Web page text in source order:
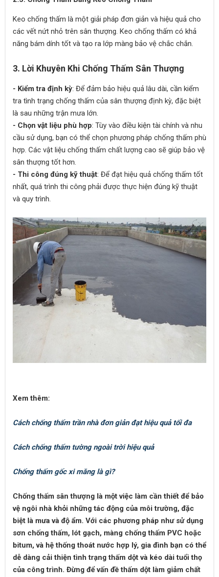
Keo chống thấm là một giải pháp đơn giản và hiệu quả cho
các vết nứt nhỏ trên sân thượng. Keo chống thấm có khả
năng bám dính tốt và tạo ra lớp màng bảo vệ chắc chắn.
3. Lời Khuyên Khi Chống Thấm Sân Thượng
- Kiểm tra định kỳ: Để đảm bảo hiệu quả lâu dài, cần kiểm
tra tình trạng chống thấm của sân thượng định kỳ, đặc biệt
là sau những trận mưa lớn.
- Chọn vật liệu phù hợp: Tùy vào điều kiện tài chính và nhu
cầu sử dụng, bạn có thể chọn phương pháp chống thấm phù
hợp. Các vật liệu chống thấm chất lượng cao sẽ giúp bảo vệ
sân thượng tốt hơn.
- Thi công đúng kỹ thuật: Để đạt hiệu quả chống thấm tốt
nhất, quá trình thi công phải được thực hiện đúng kỹ thuật
và quy trình.
Xem thêm:
Cách chống thấm trần nhà đơn giản đạt hiệu quả tối đa
Cách chống thấm tường ngoài trời hiệu quả
Chống thấm gốc xi măng là gì?
Chống thấm sân thượng là một việc làm cần thiết để bảo
vệ ngôi nhà khỏi những tác động của môi trường, đặc
biệt là mưa và độ ẩm. Với các phương pháp như sử dụng
sơn chống thấm, lót gạch, màng chống thấm PVC hoặc
bitum, và hệ thống thoát nước hợp lý, gia đình bạn có thể
dễ dàng cải thiện tình trạng thấm dột và kéo dài tuổi thọ
của công trình. Đừng để vấn đề thấm dột làm giảm chất